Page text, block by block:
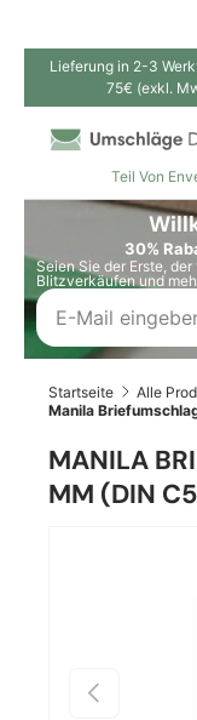
Direkt zum Inhalt
Lieferung in 2-3
75€ (exkl.
Teil Von
SuchenSuchen
30%
Seien Sie der Erste,
Blitzverkäufen und
Startseite
Alle
Manila
MANILA
MM (DIN
Vorherige